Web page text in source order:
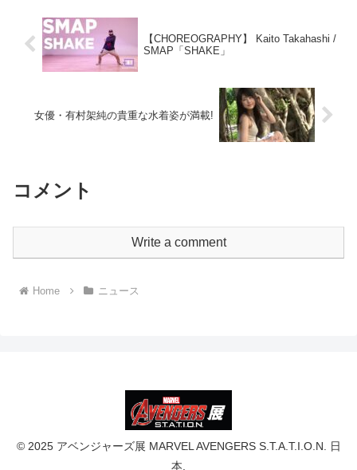
【CHOREOGRAPHY】 Kaito Takahashi /
SMAP「SHAKE」
女優・有村架純の貴重な水着姿が満載!
コメント
Write a comment
Home ニュース
© 2025 アベンジャーズ展 MARVEL AVENGERS S.T.A.T.I.O.N. 日
本.